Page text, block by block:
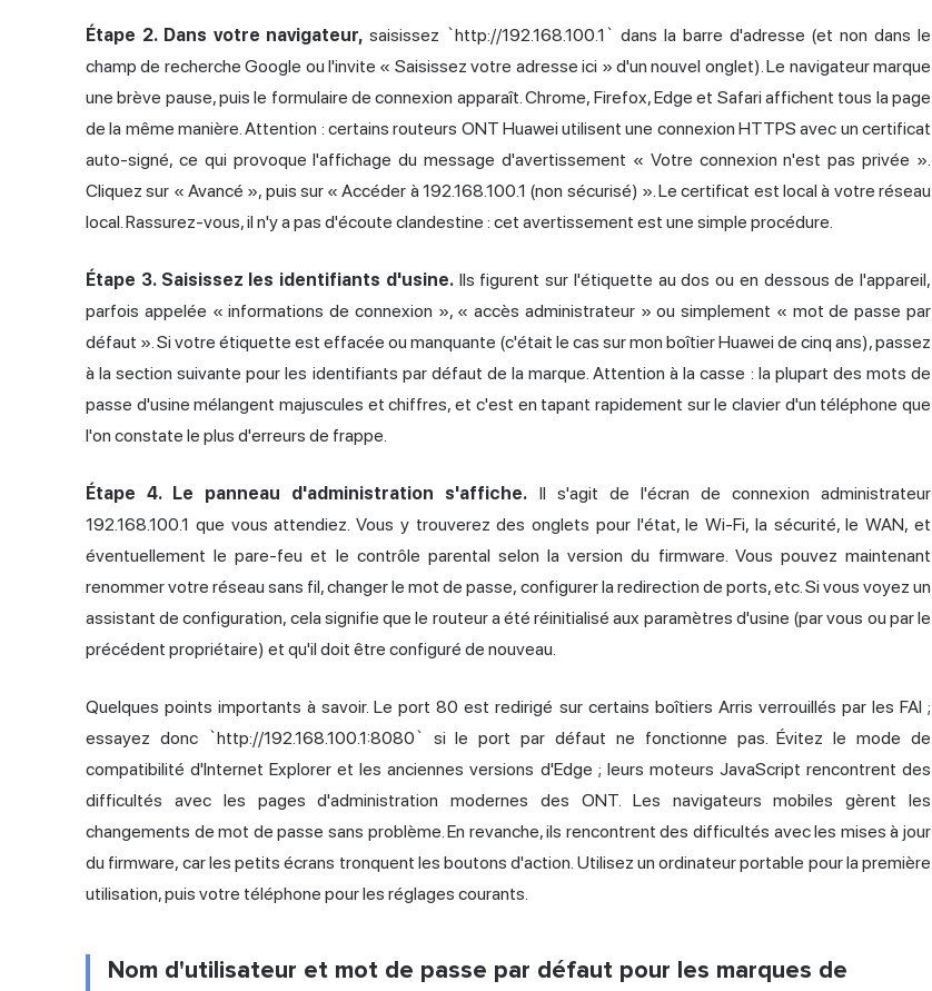
Étape 2. Dans votre navigateur, saisissez `http://192.168.100.1` dans la barre d'adresse (et non dans le
champ de recherche Google ou l'invite « Saisissez votre adresse ici » d'un nouvel onglet). Le navigateur marque
une brève pause, puis le formulaire de connexion apparaît. Chrome, Firefox, Edge et Safari affichent tous la page
de la même manière. Attention : certains routeurs ONT Huawei utilisent une connexion HTTPS avec un certificat
auto-signé, ce qui provoque l'affichage du message d'avertissement « Votre connexion n'est pas privée ».
Cliquez sur « Avancé », puis sur « Accéder à 192.168.100.1 (non sécurisé) ». Le certificat est local à votre réseau
local. Rassurez-vous, il n'y a pas d'écoute clandestine : cet avertissement est une simple procédure.
Étape 3. Saisissez les identifiants d'usine.Ils figurent sur l'étiquette au dos ou en dessous de l'appareil,
parfois appelée « informations de connexion », « accès administrateur » ou simplement « mot de passe par
défaut ». Si votre étiquette est effacée ou manquante (c'était le cas sur mon boîtier Huawei de cinq ans), passez
à la section suivante pour les identifiants par défaut de la marque. Attention à la casse : la plupart des mots de
passe d'usine mélangent majuscules et chiffres, et c'est en tapant rapidement sur le clavier d'un téléphone que
l'on constate le plus d'erreurs de frappe.
Étape 4. Le panneau d'administration s'affiche. Il s'agit de l'écran de connexion administrateur
192.168.100.1 que vous attendiez. Vous y trouverez des onglets pour l'état, le Wi-Fi, la sécurité, le WAN, et
éventuellement le pare-feu et le contrôle parental selon la version du firmware. Vous pouvez maintenant
renommer votre réseau sans fil, changer le mot de passe, configurer la redirection de ports, etc. Si vous voyez un
assistant de configuration, cela signifie que le routeur a été réinitialisé aux paramètres d'usine (par vous ou par le
précédent propriétaire) et qu'il doit être configuré de nouveau.
Quelques points importants à savoir. Le port 80 est redirigé sur certains boîtiers Arris verrouillés par les FAI ;
essayez donc `http://192.168.100.1:8080` si le port par défaut ne fonctionne pas. Évitez le mode de
compatibilité d'Internet Explorer et les anciennes versions d'Edge ; leurs moteurs JavaScript rencontrent des
difficultés avec les pages d'administration modernes des ONT. Les navigateurs mobiles gèrent les
changements de mot de passe sans problème. En revanche, ils rencontrent des difficultés avec les mises à jour
du firmware, car les petits écrans tronquent les boutons d'action. Utilisez un ordinateur portable pour la première
utilisation, puis votre téléphone pour les réglages courants.
Nom d'utilisateur et mot de passe par défaut pour les marques de